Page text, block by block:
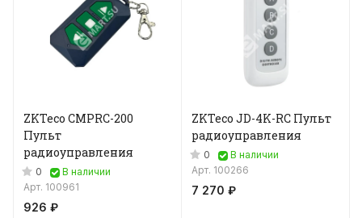
ZKTeco CMPRC-200
Пульт
радиоуправления
0
В наличии
Арт. 100961
926 ₽
ZKTeco JD-4K-RC Пульт
радиоуправления
0
В наличии
Арт. 100266
7 270 ₽